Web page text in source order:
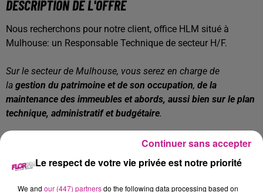
DESCRIPTION DE L'OFFRE
Nous recherchons pour notre client, office HLM situé à
Mulhouse: un Responsable Technique de secteur H/F.
Sur le secteur de Mulhouse, vous serez en charge de
la gestion du patrimoine et de son occupation, de la
maintenance des immeubles et abords, aussi bien sur le plan
technique, administratif et budgétaire.
Assurer la maintenance courante du patrimoine :
Le respect de votre vie privée est notre priorité
We and our (447) partnersdo the following data processing based on
Continuer sans accepter